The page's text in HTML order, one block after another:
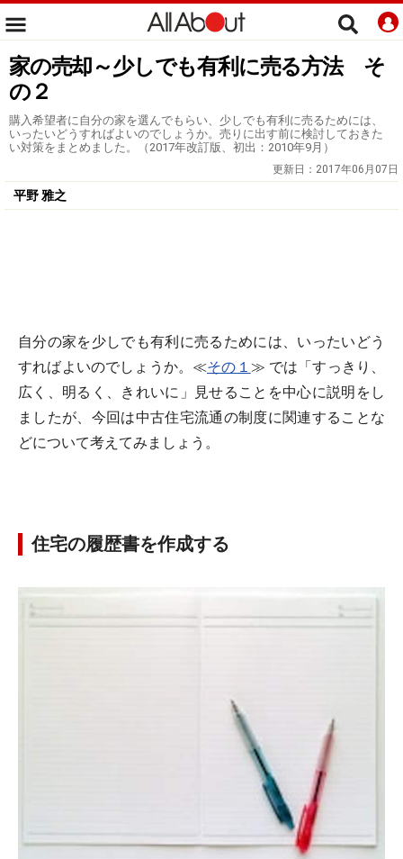
家の売却～少しでも有利に売る方法 そ
の２
購入希望者に自分の家を選んでもらい、少しでも有利に売るためには、
いったいどうすればよいのでしょうか。売りに出す前に検討しておきた
い対策をまとめました。（2017年改訂版、初出：2010年9月）
更新日： 2017年06月07日
平野 雅之
自分の家を少しでも有利に売るためには、いったいどう
すればよいのでしょうか。≪その１ ≫ では「すっきり、
広く、明るく、きれいに」見せることを中心に説明をし
ましたが、今回は中古住宅流通の制度に関連することな
どについて考えてみましょう。
住宅の履歴書を作成する